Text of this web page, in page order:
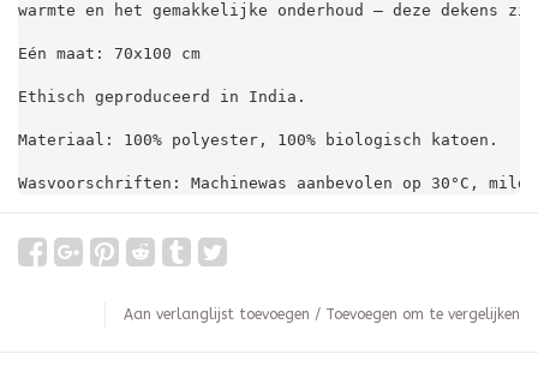
warmte en het gemakkelijke onderhoud – deze dekens
Eén maat: 70x100 cm
Ethisch geproduceerd in India.
Materiaal: 100% polyester, 100% biologisch katoen.
Wasvoorschriften: Machinewas aanbevolen op 30°C,
Aan verlanglijst toevoegen / Toevoegen om te vergelijken